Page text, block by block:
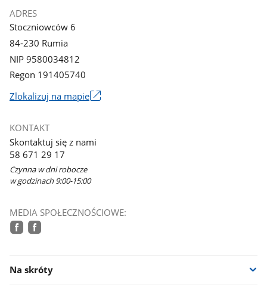
ADRES
Stoczniowców 6
84-230 Rumia
NIP 9580034812
Regon 191405740
Zlokalizuj na mapieLink
nowym
KONTAKT
Skontaktuj się z nami
58 671 29 17
Czynna w dni robocze
w godzinach 9:00-15:00
MEDIA SPOŁECZNOŚCIOWE:
Na skróty